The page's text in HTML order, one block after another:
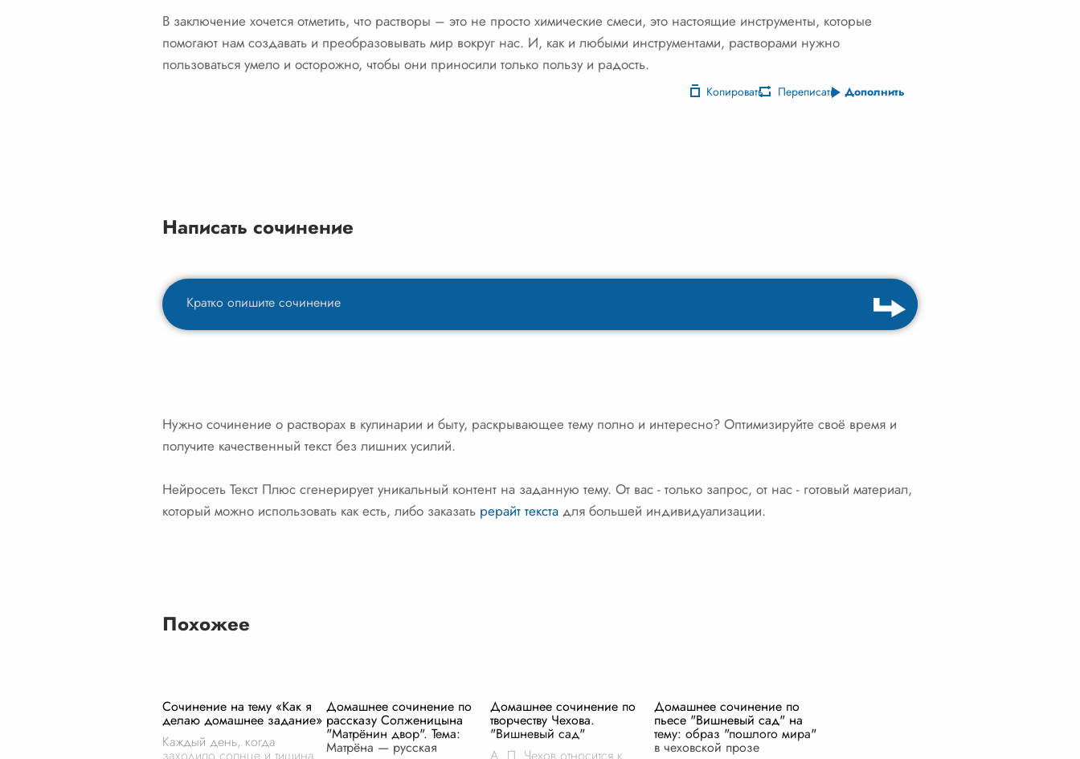
В заключение хочется отметить, что растворы – это не просто химические смеси, это настоящие инструменты, которые
помогают нам создавать и преобразовывать мир вокруг нас. И, как и любыми инструментами, растворами нужно
пользоваться умело и осторожно, чтобы они приносили только пользу и радость.
Копировать Переписать Дополнить
Написать сочинение
Нужно сочинение о растворах в кулинарии и быту, раскрывающее тему полно и интересно? Оптимизируйте своё время и
получите качественный текст без лишних усилий.
Нейросеть Текст Плюс сгенерирует уникальный контент на заданную тему. От вас - только запрос, от нас - готовый материал,
который можно использовать как есть, либо заказать рерайт текста для большей индивидуализации.
Похожее
Сочинение на тему «Как я
делаю домашнее задание»
Каждый день, когда
Домашнее сочинение по
рассказу Солженицына
"Матрёнин двор". Тема:
Матрёна — русская
Домашнее сочинение по
творчеству Чехова.
"Вишневый сад"
Домашнее сочинение по
пьесе "Вишневый сад" на
тему: образ "пошлого мира"
в чеховской прозе